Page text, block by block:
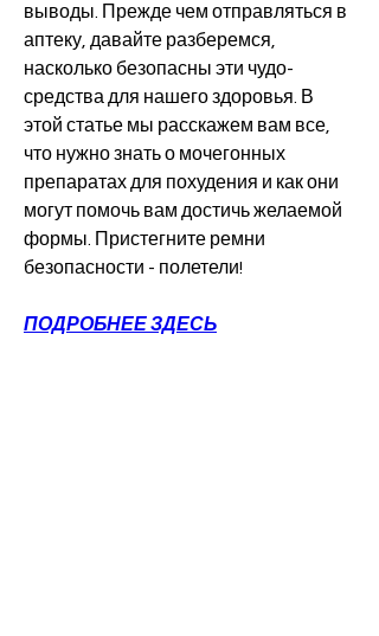
выводы. Прежде чем отправляться в
аптеку, давайте разберемся,
насколько безопасны эти чудо-
средства для нашего здоровья. В
этой статье мы расскажем вам все,
что нужно знать о мочегонных
препаратах для похудения и как они
могут помочь вам достичь желаемой
формы. Пристегните ремни
безопасности - полетели!
ПОДРОБНЕЕ ЗДЕСЬ